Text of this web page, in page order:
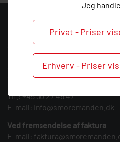
Jeg
Privat - Priser
Erhverv - Priser
KONTAKT
Smøremanden A/S
CVR: 39683717
Søndergården 3
9640 Farsø
Tlf.:+45 30 27 46 47
E-mail: info@smoremanden.dk
Ved fremsendelse af faktura
E-mail: